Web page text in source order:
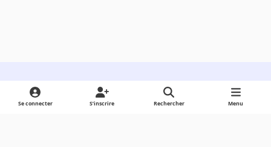
Light ModeDark ModeSystem Preference
Se connecter S’inscrire Rechercher Menu